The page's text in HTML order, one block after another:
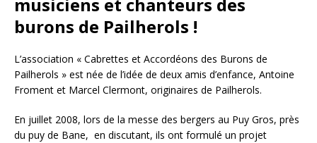
burons de Pailherols !
L’association « Cabrettes et Accordéons des Burons de
Pailherols » est née de l’idée de deux amis d’enfance, Antoine
Froment et Marcel Clermont, originaires de Pailherols.
En juillet 2008, lors de la messe des bergers au Puy Gros, près
du puy de Bane, en discutant, ils ont formulé un projet